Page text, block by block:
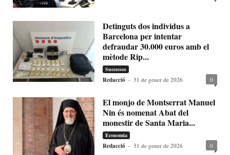
Detinguts dos individus a
Barcelona per intentar
defraudar 30.000 euros amb el
mètode Rip...
Successos
Redacció - 31 de gener de 2026 0
El monjo de Montserrat Manuel
Nin és nomenat Abat del
monestir de Santa Maria...
Economia
Redacció - 31 de gener de 2026 0